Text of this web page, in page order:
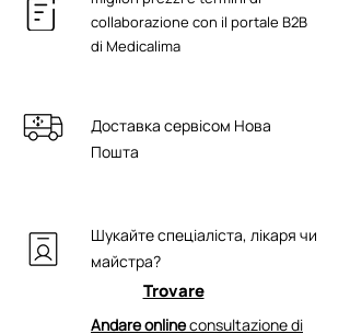
Tetrapeptide-7, Laurocapram, Gomma
Acacia Senegal, Myocept, Lattato di
sodio, Acido caprilidrossamico,
Metilpropandiolo, Microker PE, C-
Argento, C-Rame, C-Zinco, C-Magnesio,
collaborazione con il portale B2B
di Medicalima
Доставка сервісом Нова
Пошта
Шукайте спеціаліста, лікаря чи
майстра?
Trovare
Andare onlineconsultazione di